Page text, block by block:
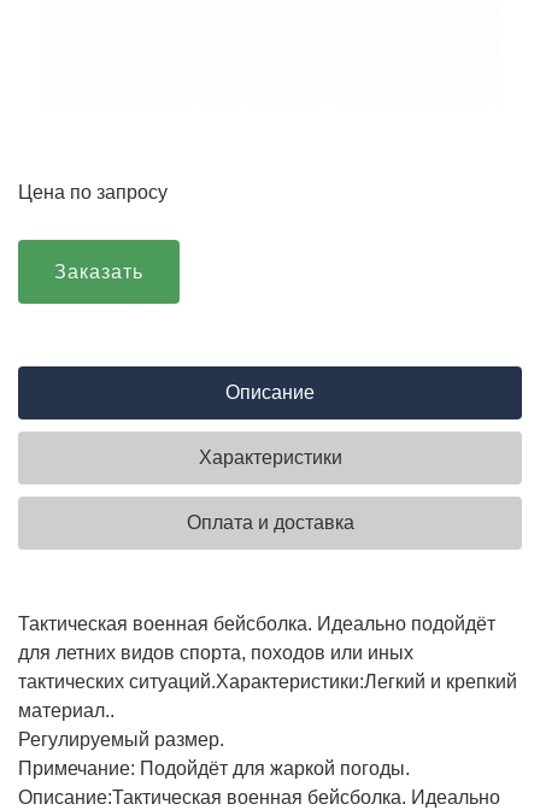
Цена по запросу
Заказать
Описание
Характеристики
Оплата и доставка
Тактическая военная бейсболка. Идеально подойдёт
для летних видов спорта, походов или иных
тактических ситуаций.Характеристики:Легкий и крепкий
материал..
Регулируемый размер.
Примечание: Подойдёт для жаркой погоды.
Описание:Тактическая военная бейсболка. Идеально